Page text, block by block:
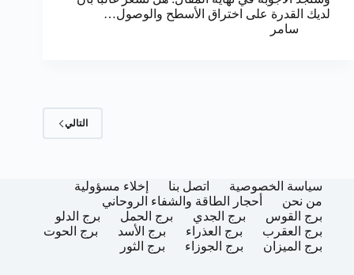
لديك القدرة على اختراق الأسطح والوصول…
سامر
التالي
سياسة الخصوصية اتصل بنا
إخلاء مسؤولية
من نحن
أحجار الطاقة والشفاء الروحاني
برج القوس
برج الجدي برج الحمل
برج الدلو
برج العقرب
برج العذراء برج الأسد
برج الحوت
برج الميزان
برج الجوزاء برج الثور